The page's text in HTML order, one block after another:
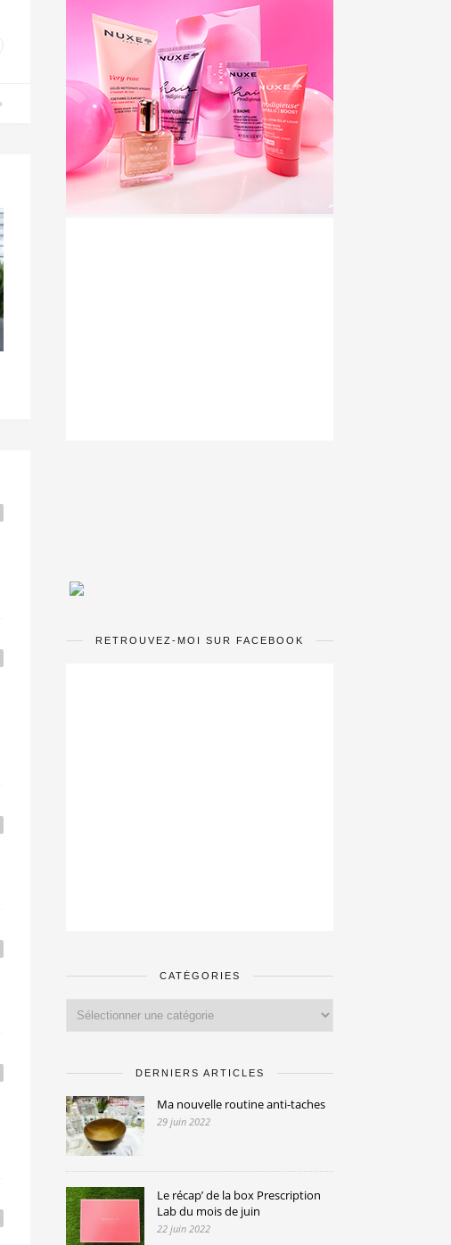
RETROUVEZ-MOI SUR FACEBOOK
CATÉGORIES
DERNIERS ARTICLES
Ma nouvelle routine anti-taches
29 juin 2022
Le récap’ de la box Prescription
Lab du mois de juin
22 juin 2022